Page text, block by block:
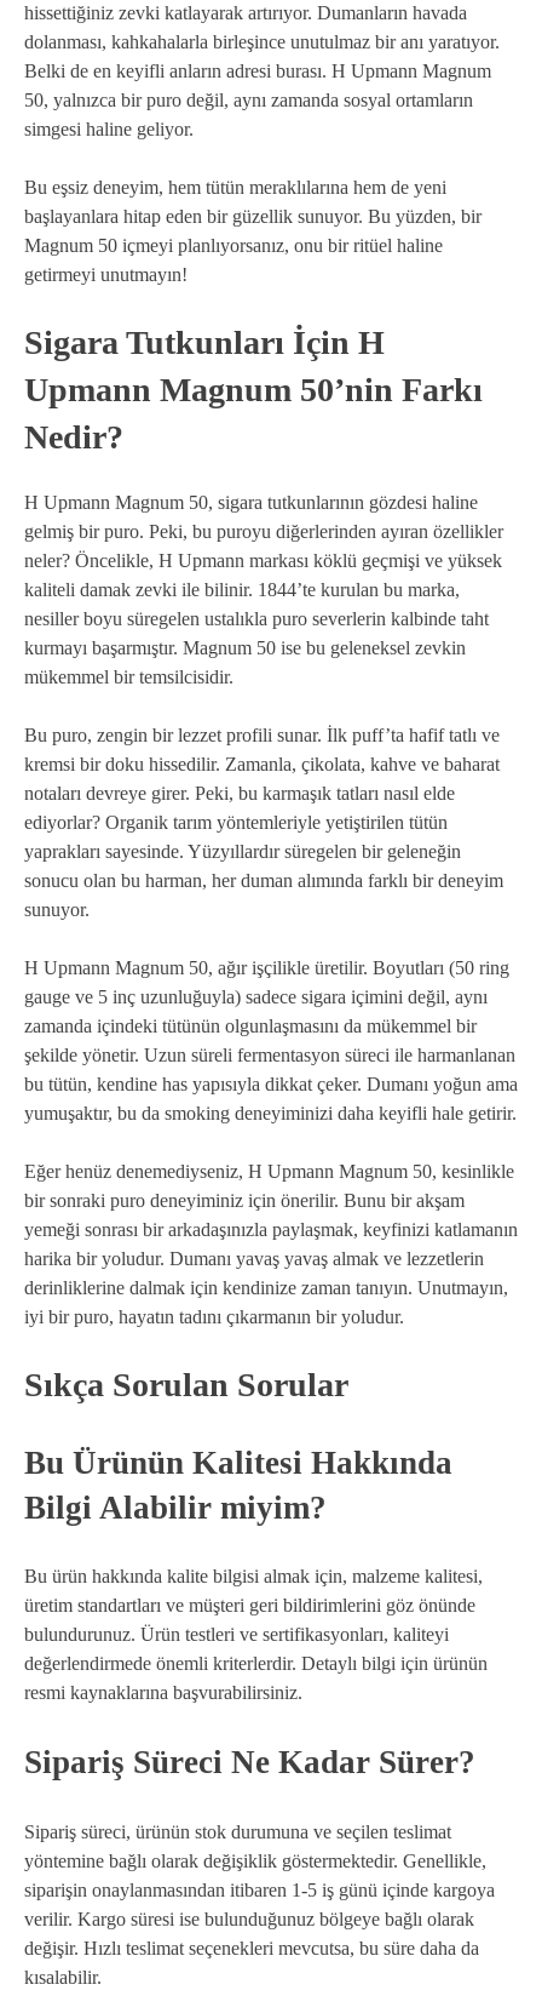
hissettiğiniz zevki katlayarak artırıyor. Dumanların havada
dolanması, kahkahalarla birleşince unutulmaz bir anı yaratıyor.
Belki de en keyifli anların adresi burası. H Upmann Magnum
50, yalnızca bir puro değil, aynı zamanda sosyal ortamların
simgesi haline geliyor.
Bu eşsiz deneyim, hem tütün meraklılarına hem de yeni
başlayanlara hitap eden bir güzellik sunuyor. Bu yüzden, bir
Magnum 50 içmeyi planlıyorsanız, onu bir ritüel haline
getirmeyi unutmayın!
Sigara Tutkunları İçin H
Upmann Magnum 50’nin Farkı
Nedir?
H Upmann Magnum 50, sigara tutkunlarının gözdesi haline
gelmiş bir puro. Peki, bu puroyu diğerlerinden ayıran özellikler
neler? Öncelikle, H Upmann markası köklü geçmişi ve yüksek
kaliteli damak zevki ile bilinir. 1844’te kurulan bu marka,
nesiller boyu süregelen ustalıkla puro severlerin kalbinde taht
kurmayı başarmıştır. Magnum 50 ise bu geleneksel zevkin
mükemmel bir temsilcisidir.
Bu puro, zengin bir lezzet profili sunar. İlk puff’ta hafif tatlı ve
kremsi bir doku hissedilir. Zamanla, çikolata, kahve ve baharat
notaları devreye girer. Peki, bu karmaşık tatları nasıl elde
ediyorlar? Organik tarım yöntemleriyle yetiştirilen tütün
yaprakları sayesinde. Yüzyıllardır süregelen bir geleneğin
sonucu olan bu harman, her duman alımında farklı bir deneyim
sunuyor.
H Upmann Magnum 50, ağır işçilikle üretilir. Boyutları (50 ring
gauge ve 5 inç uzunluğuyla) sadece sigara içimini değil, aynı
zamanda içindeki tütünün olgunlaşmasını da mükemmel bir
şekilde yönetir. Uzun süreli fermentasyon süreci ile harmanlanan
bu tütün, kendine has yapısıyla dikkat çeker. Dumanı yoğun ama
yumuşaktır, bu da smoking deneyiminizi daha keyifli hale getirir.
Eğer henüz denemediyseniz, H Upmann Magnum 50, kesinlikle
bir sonraki puro deneyiminiz için önerilir. Bunu bir akşam
yemeği sonrası bir arkadaşınızla paylaşmak, keyfinizi katlamanın
harika bir yoludur. Dumanı yavaş yavaş almak ve lezzetlerin
derinliklerine dalmak için kendinize zaman tanıyın. Unutmayın,
iyi bir puro, hayatın tadını çıkarmanın bir yoludur.
Sıkça Sorulan Sorular
Bu Ürünün Kalitesi Hakkında
Bilgi Alabilir miyim?
Bu ürün hakkında kalite bilgisi almak için, malzeme kalitesi,
üretim standartları ve müşteri geri bildirimlerini göz önünde
bulundurunuz. Ürün testleri ve sertifikasyonları, kaliteyi
değerlendirmede önemli kriterlerdir. Detaylı bilgi için ürünün
resmi kaynaklarına başvurabilirsiniz.
Sipariş Süreci Ne Kadar Sürer?
Sipariş süreci, ürünün stok durumuna ve seçilen teslimat
yöntemine bağlı olarak değişiklik göstermektedir. Genellikle,
siparişin onaylanmasından itibaren 1-5 iş günü içinde kargoya
verilir. Kargo süresi ise bulunduğunuz bölgeye bağlı olarak
değişir. Hızlı teslimat seçenekleri mevcutsa, bu süre daha da
kısalabilir.